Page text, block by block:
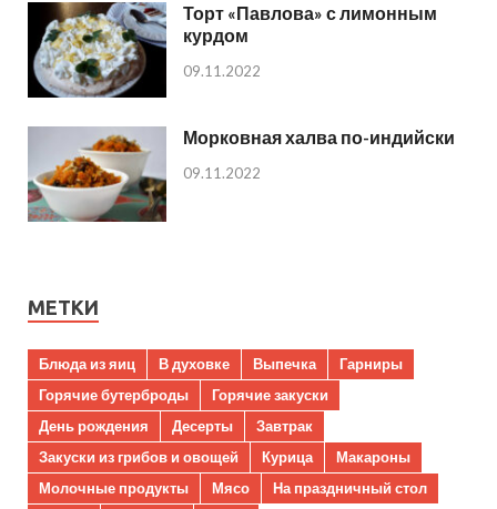
Торт «Павлова» с лимонным
курдом
09.11.2022
Морковная халва по-индийски
09.11.2022
МЕТКИ
Блюда из яиц В духовке Выпечка
Гарниры
Горячие бутерброды
Горячие закуски
День рождения
Десерты
Завтрак
Закуски из грибов и овощей
Курица
Макароны
Молочные продукты
Мясо
На праздничный стол